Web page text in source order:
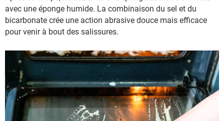
avec une éponge humide. La combinaison du sel et du
bicarbonate crée une action abrasive douce mais efficace
pour venir à bout des salissures.